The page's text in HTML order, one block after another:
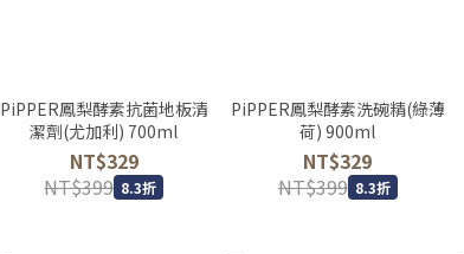
PiPPER鳳梨酵素抗菌地板清
潔劑(尤加利) 700ml
NT$329
NT$399 8.3折
PiPPER鳳梨酵素洗碗精(綠薄
荷) 900ml
NT$329
NT$399 8.3折